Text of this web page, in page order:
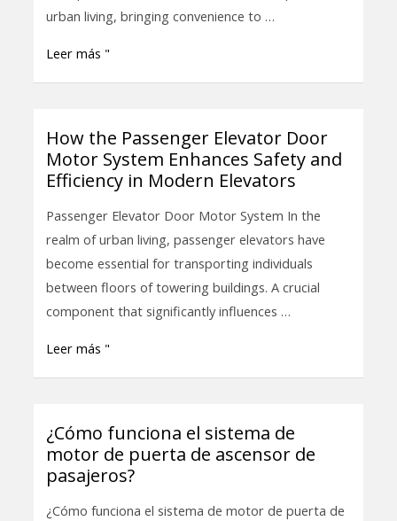
urban living, bringing convenience to …
Enhances
and
Efficiency
Elevators
Leer más "
How the Passenger Elevator Door
Motor System Enhances Safety and
Efficiency in Modern Elevators
Passenger Elevator Door Motor System In the
realm of urban living, passenger elevators have
become essential for transporting individuals
between floors of towering buildings. A crucial
component that significantly influences …
How
the
Passenger
Elevator
Door
Motor
System
and
Efficiency
Modern
Elevators
Leer más "
¿Cómo funciona el sistema de
motor de puerta de ascensor de
pasajeros?
¿Cómo funciona el sistema de motor de puerta de
¿Cómo
funciona
el
sistema